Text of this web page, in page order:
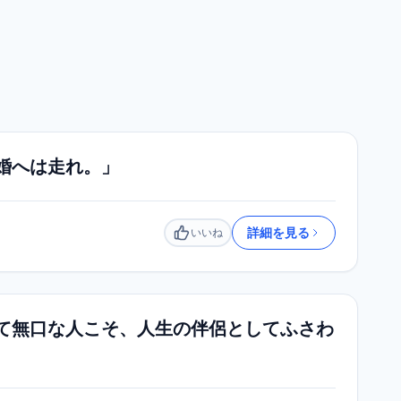
は走れ。」
いいね
いいね 詳細を見る
無口な人こそ、人生の伴侶としてふさわ